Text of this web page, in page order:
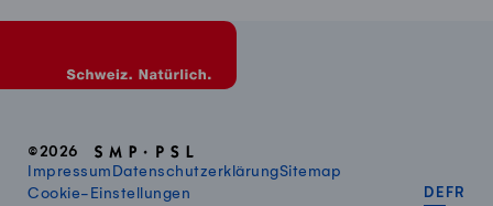
©2026
Impressum DatenschutzerklärungSitemap
Cookie-Einstellungen
DE FR